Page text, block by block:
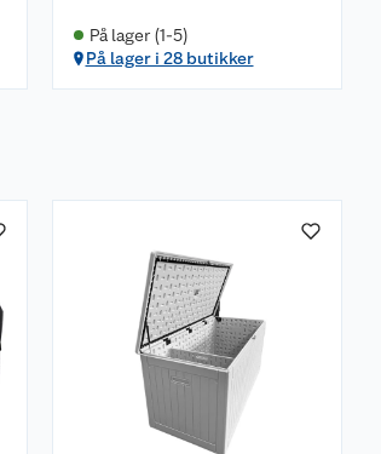
På lager (1-5)
På lager i 28 butikker